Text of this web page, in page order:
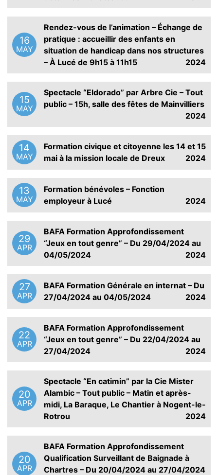
16
MAY
Rendez-vous de l’animation – Échange de
pratique : accueillir des enfants en
situation de handicap dans nos structures
– À Lucé de 9h15 à 11h15
2024
15
MAY
Spectacle “Eldorado” par Arbre Cie – Tout
public – 15h, salle des fêtes de Mainvilliers
2024
14
MAY
Formation civique et citoyenne les 14 et 15
mai à la mission locale de Dreux
2024
13
MAY
Formation bénévoles – Fonction
employeur à Lucé
2024
29
APR
BAFA Formation Approfondissement
“Jeux en tout genre” – Du 29/04/2024 au
04/05/2024
2024
27
APR
BAFA Formation Générale en internat – Du
27/04/2024 au 04/05/2024
2024
22
APR
BAFA Formation Approfondissement
“Jeux en tout genre” – Du 22/04/2024 au
27/04/2024
2024
20
APR
Spectacle “En catimin” par la Cie Mister
Alambic – Tout public – Matin et après-
midi, La Baraque, Le Chantier à Nogent-le-
Rotrou
2024
20
APR
BAFA Formation Approfondissement
Qualification Surveillant de Baignade à
Chartres – Du 20/04/2024 au 27/04/2024